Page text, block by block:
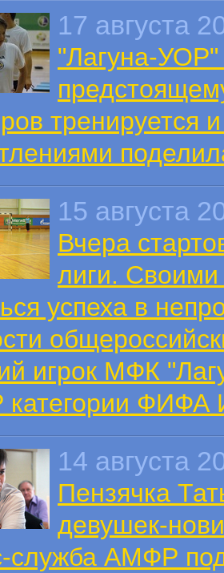
17 августа
"Лагуна-УОР"
тренируется
15 августа
Вчера
лиги.
успеха в
игрок МФК
ФИФА
14 августа
Пензячка
девушек-
служба АМФР